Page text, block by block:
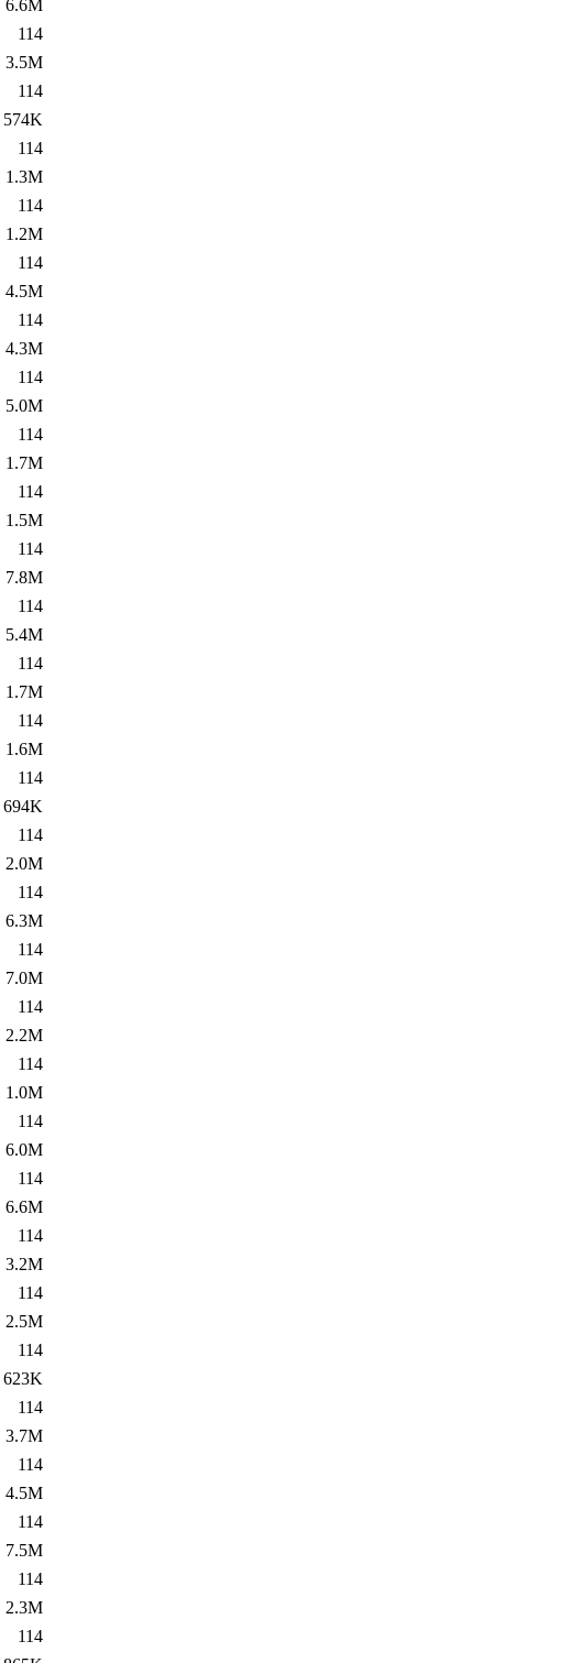
6.6M
114
3.5M
114
574K
114
1.3M
114
1.2M
114
4.5M
114
4.3M
114
5.0M
114
1.7M
114
1.5M
114
7.8M
114
5.4M
114
1.7M
114
1.6M
114
694K
114
2.0M
114
6.3M
114
7.0M
114
2.2M
114
1.0M
114
6.0M
114
6.6M
114
3.2M
114
2.5M
114
623K
114
3.7M
114
4.5M
114
7.5M
114
2.3M
114